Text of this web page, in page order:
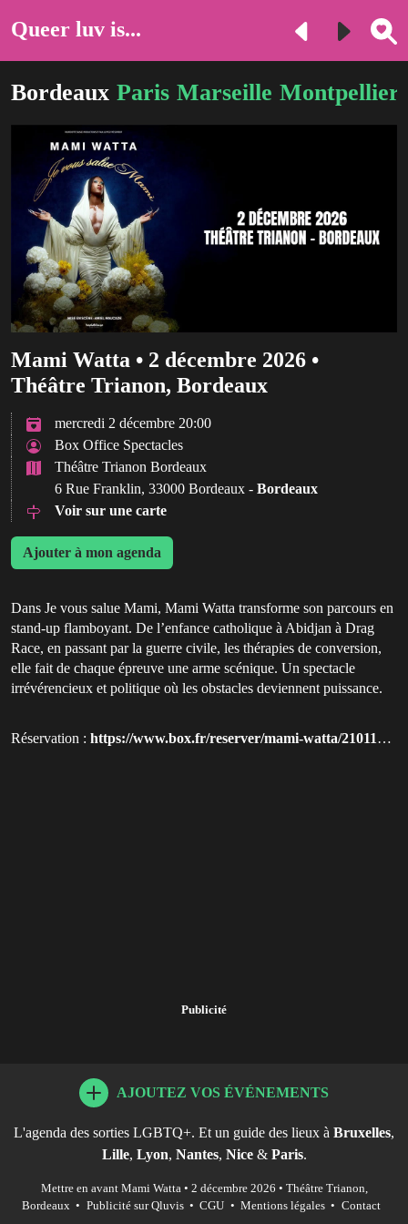
Queer luv is...
Bordeaux Paris Marseille Montpellier
Mami Watta • 2 décembre 2026 •
Théâtre Trianon, Bordeaux
mercredi 2 décembre 20:00
Box Office Spectacles
Théâtre Trianon Bordeaux
6 Rue Franklin, 33000 Bordeaux - Bordeaux
Voir sur une carte
Ajouter à mon agenda
Dans Je vous salue Mami, Mami Watta transforme son parcours en
stand-up flamboyant. De l’enfance catholique à Abidjan à Drag
Race, en passant par la guerre civile, les thérapies de conversion,
elle fait de chaque épreuve une arme scénique. Un spectacle
irrévérencieux et politique où les obstacles deviennent puissance.
Réservation : https://www.box.fr/reserver/mami-watta/2101138?utm_source=qluvis.com
Publicité
AJOUTEZ VOS ÉVÉNEMENTS
L'agenda des sorties LGBTQ+. Et un guide des lieux à Bruxelles,
Lille, Lyon, Nantes, Nice& Paris.
Mettre en avant Mami Watta • 2 décembre 2026 • Théâtre Trianon,
Bordeaux • Publicité sur Qluvis • CGU • Mentions légales • Contact